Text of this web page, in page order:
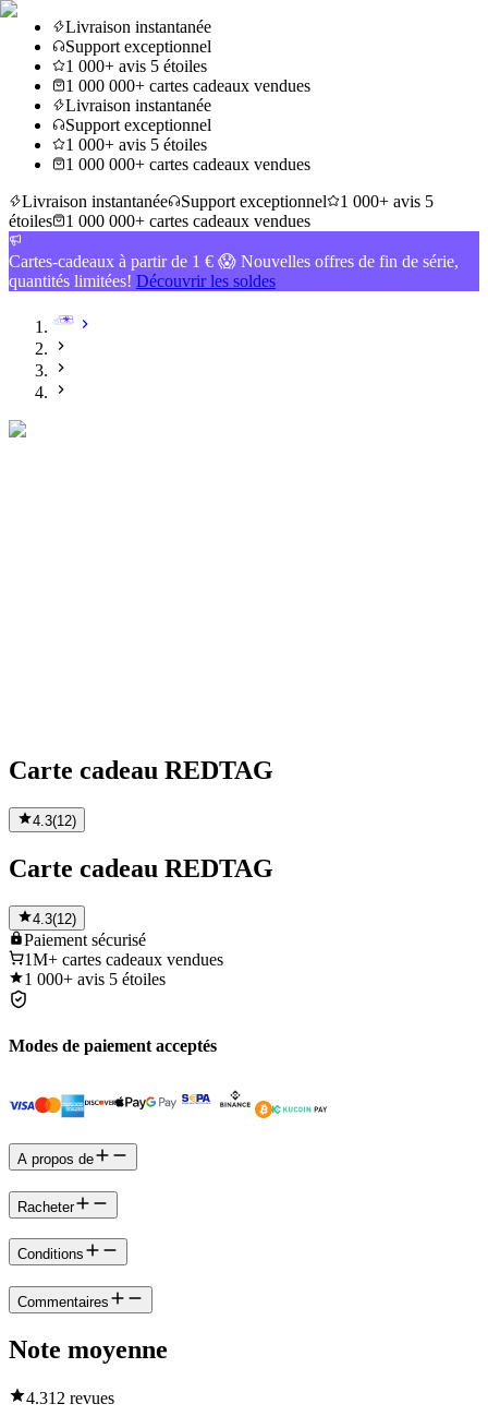
Livraison instantanée
Support exceptionnel
1 000+ avis 5 étoiles
1 000 000+ cartes cadeaux vendues
Livraison instantanée
Support exceptionnel
1 000+ avis 5 étoiles
1 000 000+ cartes cadeaux vendues
Livraison instantanée
Support exceptionnel
1 000+ avis 5
étoiles
1 000 000+ cartes cadeaux vendues
Cartes-cadeaux à partir de 1 € 😱 Nouvelles offres de fin de série,
quantités limitées! Découvrir les soldes
Carte cadeau REDTAG
4.3(12)
Carte cadeau REDTAG
4.3(12)
Paiement sécurisé
1M+ cartes cadeaux vendues
1 000+ avis 5 étoiles
Modes de paiement acceptés
A propos de
Racheter
Conditions
Commentaires
Note moyenne
4.312 revues